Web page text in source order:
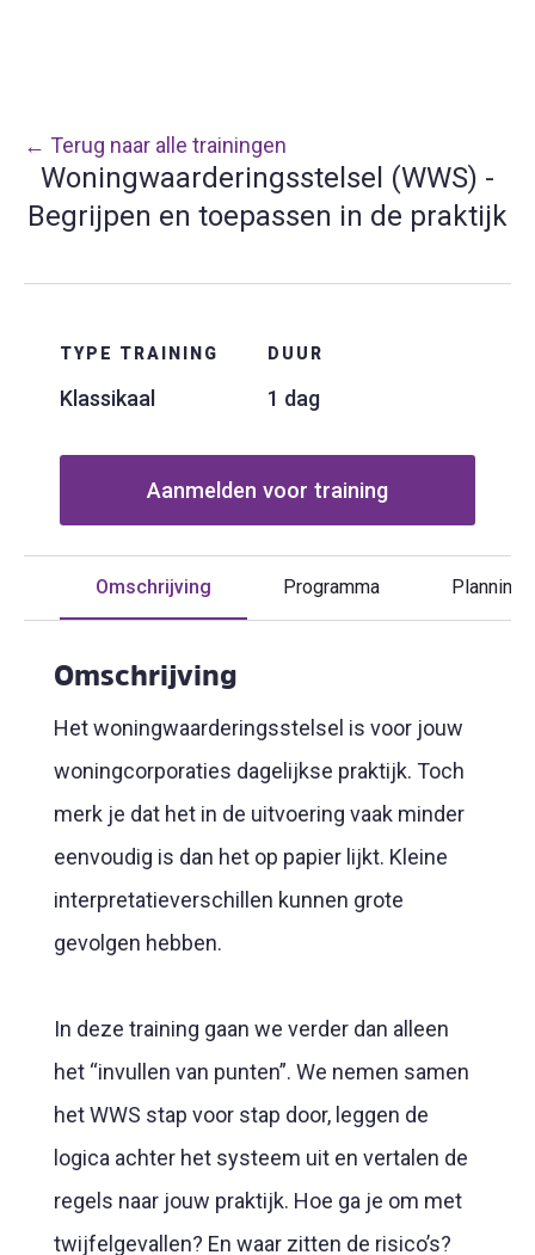
← Terug naar alle trainingen
Woningwaarderingsstelsel (WWS) -
Begrijpen en toepassen in de praktijk
TYPE TRAINING
Klassikaal
DUUR
1 dag
Aanmelden voor training
Omschrijving Programma Planning
Omschrijving
Het woningwaarderingsstelsel is voor jouw
woningcorporaties dagelijkse praktijk. Toch
merk je dat het in de uitvoering vaak minder
eenvoudig is dan het op papier lijkt. Kleine
interpretatieverschillen kunnen grote
gevolgen hebben.
In deze training gaan we verder dan alleen
het “invullen van punten”. We nemen samen
het WWS stap voor stap door, leggen de
logica achter het systeem uit en vertalen de
regels naar jouw praktijk. Hoe ga je om met
twijfelgevallen? En waar zitten de risico’s?